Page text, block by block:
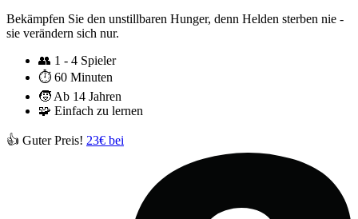
Bekämpfen Sie den unstillbaren Hunger, denn Helden sterben nie -
sie verändern sich nur.
👥 1 - 4 Spieler
⏱️ 60 Minuten
🧒 Ab 14 Jahren
🧩 Einfach zu lernen
👍 Guter Preis! 23€ bei